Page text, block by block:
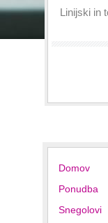
Linijski in
Domov
Ponudba
Snegolovi